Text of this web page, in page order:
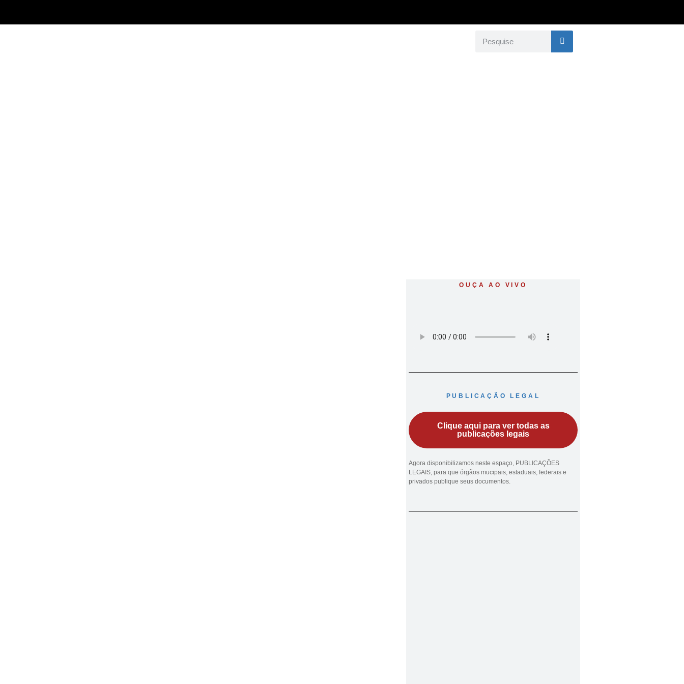
OUÇA AO VIVO
PUBLICAÇÃO LEGAL
Clique aqui para ver todas as
publicações legais
Agora disponibilizamos neste espaço, PUBLICAÇÕES
LEGAIS, para que órgãos mucipais, estaduais, federais e
privados publique seus documentos.